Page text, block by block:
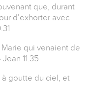
que, durant
d’exhorter avec
qui venaient de
11.35
goutte du ciel, et